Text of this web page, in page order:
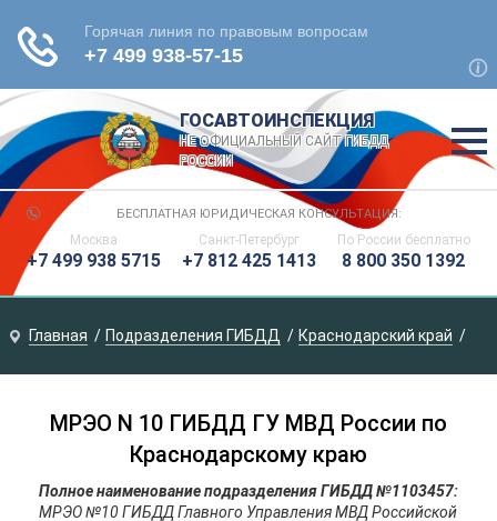
ГОСАВТОИНСПЕКЦИЯ
НЕ ОФИЦИАЛЬНЫЙ САЙТ ГИБДД
РОССИИ
БЕСПЛАТНАЯ ЮРИДИЧЕСКАЯ КОНСУЛЬТАЦИЯ:
Москва
+7 499 938 5715
Санкт-Петербург
+7 812 425 1413
По России бесплатно
8 800 350 1392
Главная Подразделения ГИБДД Краснодарский край
МРЭО N 10 ГИБДД ГУ МВД России по
Краснодарскому краю
Полное наименование подразделения ГИБДД №1103457:
МРЭО №10 ГИБДД Главного Управления МВД Российской